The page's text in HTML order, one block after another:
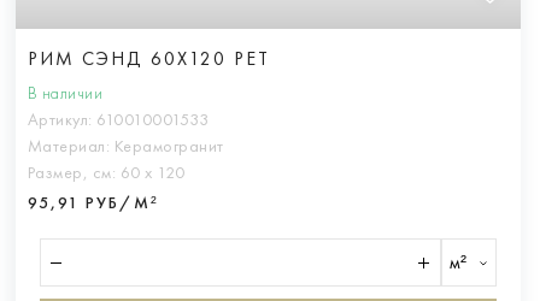
РИМ СЭНД 60X120 РЕТ
В наличии
Артикул: 610010001533
Материал: Керамогранит
Размер, см: 60 х 120
95,91 РУБ/М²
м²